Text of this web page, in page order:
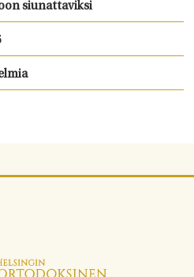
siunattaviksi